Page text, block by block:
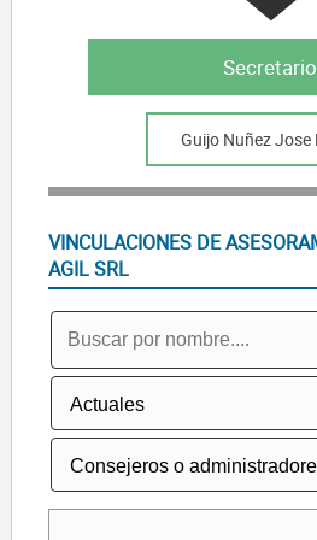
Secretario
Guijo Nuñez Jose
VINCULACIONES DE
AGIL SRL